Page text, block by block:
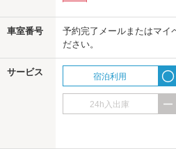
us
車室番号
予約完了メールまたはマイ
ださい。
サービス 宿泊利用
24h入出庫